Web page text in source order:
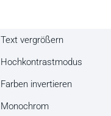
abrasive
Text vergrößern
Hochkontrastmodus
Farben invertieren
Monochrom